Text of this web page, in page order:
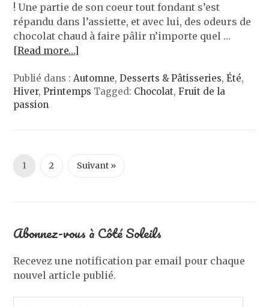
! Une partie de son coeur tout fondant s’est
répandu dans l’assiette, et avec lui, des odeurs de
chocolat chaud à faire pâlir n’importe quel …
[Read more…]
Publié dans : Automne,Desserts & Pâtisseries,Été,
Hiver,Printemps Tagged: Chocolat,Fruit de la
passion
1 2 Suivant »
Abonnez-vous à Côté Soleils
Recevez une notification par email pour chaque
nouvel article publié.